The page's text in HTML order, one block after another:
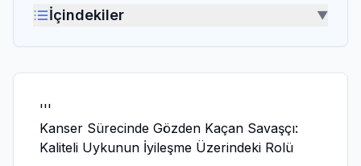
İçindekiler ▼
'''
Kanser Sürecinde Gözden Kaçan Savaşçı:
Kaliteli Uykunun İyileşme Üzerindeki Rolü